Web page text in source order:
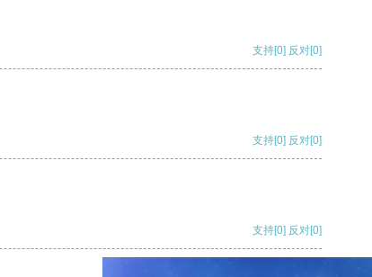
支持[0] 反对[0]
支持[0] 反对[0]
支持[0] 反对[0]